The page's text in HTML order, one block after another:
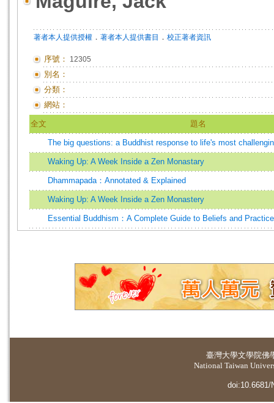
著者本人提供授權 ． 著者本人提供書目 ． 校正著者資訊
序號： 12305
別名：
分類：
網站：
全文 題名
The big questions: a Buddhist response to life's most
Waking Up: A Week Inside a Zen Monastary
Dhammapada：Annotated & Explained
Waking Up: A Week Inside a Zen Monastery
Essential Buddhism：A Complete Guide to Beliefs and
臺灣大學文學院佛
National Taiwan
doi:10.6681/